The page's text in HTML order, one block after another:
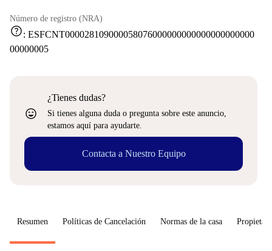
Número de registro (NRA)
help: ESFCNT000028109000058076000000000000000000000
00000005
sentiment_very_satisfied
¿Tienes dudas?
Si tienes alguna duda o pregunta sobre este anuncio,
estamos aquí para ayudarte.
Contacta a Nuestro Equipo
Resumen Políticas de Cancelación Normas de la casa